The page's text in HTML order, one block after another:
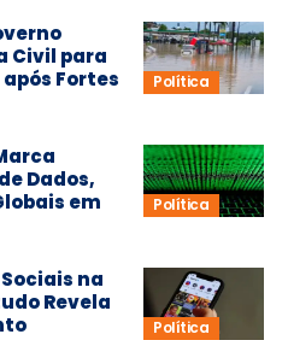
Política
Civil para
Fortes
Política
Dados,
em
Política
na
Revela